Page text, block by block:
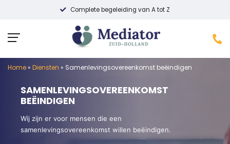
Complete begeleiding van A tot Z
Home» Diensten » Samenlevingsovereenkomst beëindigen
SAMENLEVINGSOVEREENKOMST
BEËINDIGEN
Wij zijn er voor mensen die een
samenlevingsovereenkomst willen beëindigen.